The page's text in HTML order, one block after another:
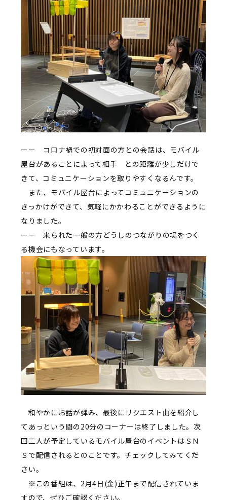
ーー コロナ禍での初対面の方との会話は、モバイル
屋台があることによって相手 との距離が少しだけで
きて、コミュニケーションを取りやすくなるんです。
また、モバイル屋台によってコミュニケーションの
きっかけができて、気軽にかかわることができるように
なりました。
ーー 来られた一般の方どうしのつながりの場をつく
る機会にもなっています。
和やかにお話が弾み、最後にリクエスト曲を紹介し
てあっという間の20分のコーナーは終了しました。次
回二人が予定しているモバイル屋台のイベントはＳＮ
Ｓで配信されるとのことです。チェックしてみてくだ
さい。
※この番組は、2月4日(金)正午まで配信されていま
すので、ぜひご確認ください。